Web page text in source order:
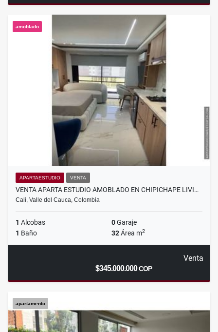
amoblado
APARTAESTUDIO VENTA
VENTA APARTA ESTUDIO AMOBLADO EN CHIPICHAPE LIVI…
Cali, Valle del Cauca, Colombia
1 Alcobas 0Garaje
1 Baño 32Área m2
Venta
$345.000.000COP
apartamento